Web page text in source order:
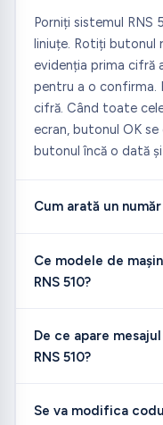
Porniți sistemul RNS
liniuțe. Rotiți
evidenția prima cifră
pentru a o confirma.
cifră. Când toate
ecran, butonul OK
butonul încă o dată
Cum arată un
Ce modele de
RNS 510?
De ce apare
RNS 510?
Se va modifica